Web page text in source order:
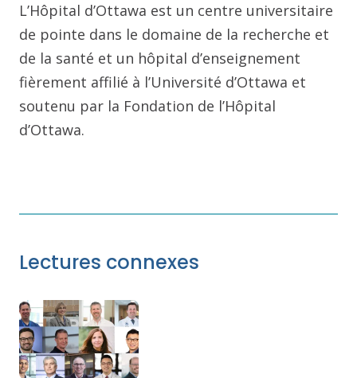
L’Hôpital d’Ottawa est un centre universitaire
de pointe dans le domaine de la recherche et
de la santé et un hôpital d’enseignement
fièrement affilié à l’Université d’Ottawa et
soutenu par la Fondation de l’Hôpital
d’Ottawa.
Lectures connexes